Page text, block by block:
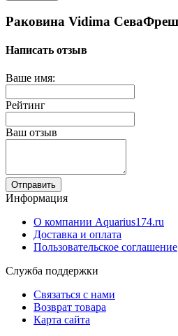
Раковина Vidima СеваФреш
Написать отзыв
Ваше имя:
Рейтинг
Ваш отзыв
Отправить
Информация
О компании Aquarius174.ru
Доставка и оплата
Пользовательское соглашение
Служба поддержки
Связаться с нами
Возврат товара
Карта сайта